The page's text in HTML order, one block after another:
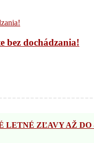
bez dochádzania!
ZĽAVY AŽ DO